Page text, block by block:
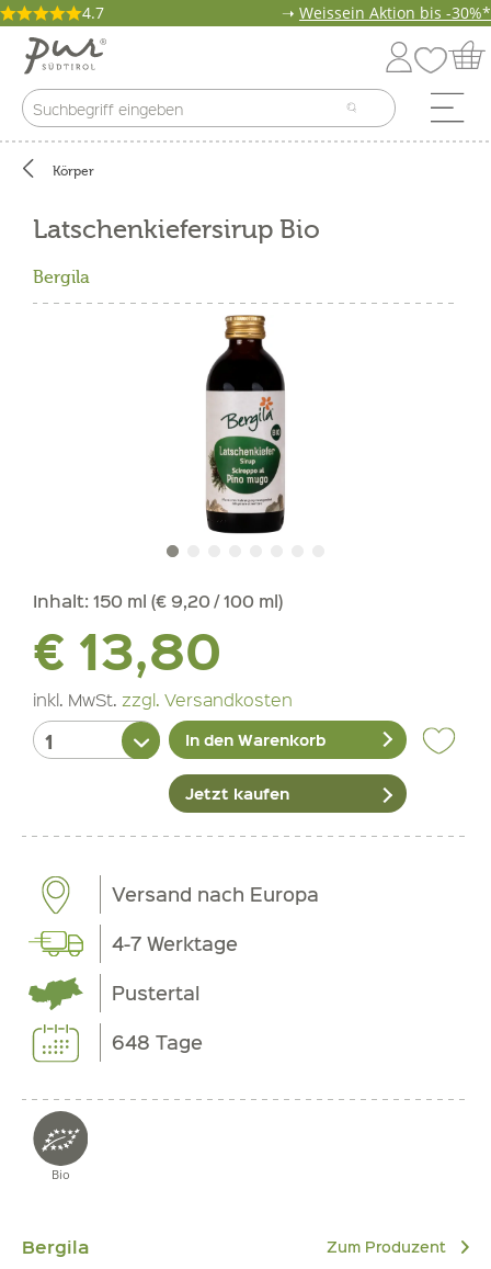
4.7 ➝ Weissein Aktion bis -30%*
Körper
Latschenkiefersirup Bio
Bergila
Inhalt: 150 ml (€ 9,20 / 100 ml)
€ 13,80
inkl. MwSt. zzgl. Versandkosten
In den Warenkorb
Jetzt kaufen
Versand nach Europa
4-7 Werktage
Pustertal
648 Tage
Bio
Bergila Zum Produzent